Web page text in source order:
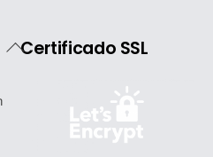
Back
Certificado SSL